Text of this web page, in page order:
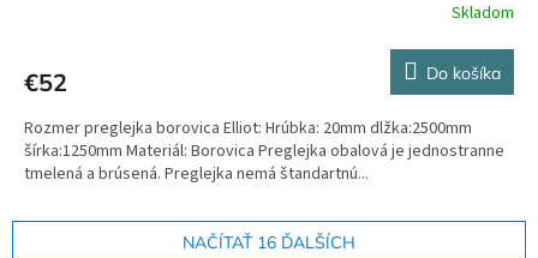
Skladom
€52 Do košíka
Rozmer preglejka borovica Elliot: Hrúbka: 20mm dlžka:2500mm
šírka:1250mm Materiál: Borovica Preglejka obalová je jednostranne
tmelená a brúsená. Preglejka nemá štandartnú...
NAČÍTAŤ 16 ĎALŠÍCH